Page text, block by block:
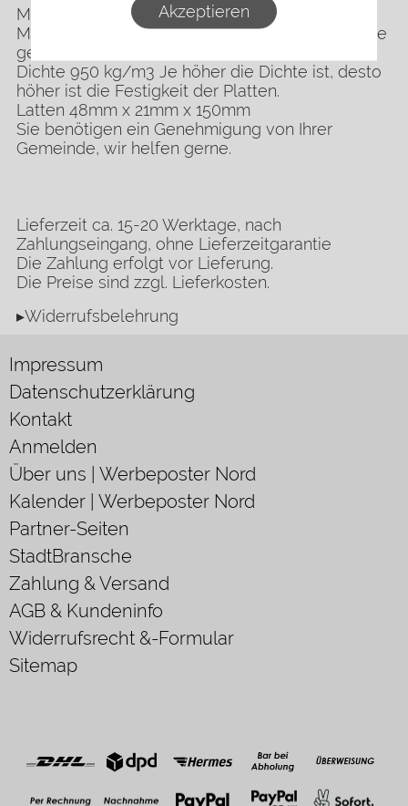
Akzeptieren
Maße DIN A0 - 84,1 x 1,19 cm
Materialstärke 3 mm Vorderseite glatt, Rückseite
geriffelt, naturbraune Farbe
Dichte 950 kg/m3 Je höher die Dichte ist, desto
höher ist die Festigkeit der Platten.
Latten 48mm x 21mm x 150mm
Sie benötigen ein Genehmigung von Ihrer
Gemeinde, wir helfen gerne.
Lieferzeit ca. 15-20 Werktage, nach
Zahlungseingang, ohne Lieferzeitgarantie
Die Zahlung erfolgt vor Lieferung.
Die Preise sind zzgl. Lieferkosten.
▸Widerrufsbelehrung
Impressum
Datenschutzerklärung
Kontakt
Anmelden
Über uns | Werbeposter Nord
Kalender | Werbeposter Nord
Partner-Seiten
StadtBransche
Zahlung & Versand
AGB & Kundeninfo
Widerrufsrecht &-Formular
Sitemap